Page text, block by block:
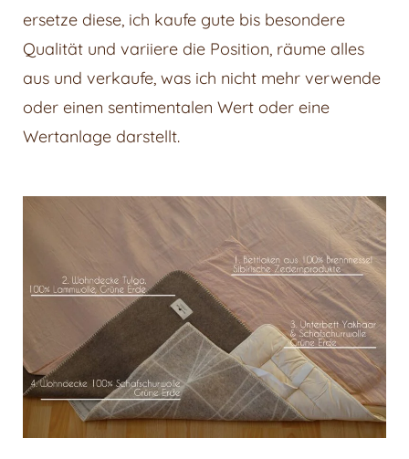
ersetze diese, ich kaufe gute bis besondere
Qualität und variiere die Position, räume alles
aus und verkaufe, was ich nicht mehr verwende
oder einen sentimentalen Wert oder eine
Wertanlage darstellt.